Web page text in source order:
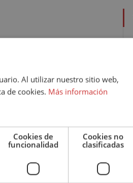
Al utilizar nuestro sitio web,
de cookies. Más información
Cookies de
funcionalidad
Cookies no
clasificadas